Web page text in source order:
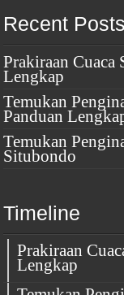
Recent Posts
Prakiraan
Lengkap
Temukan
Panduan
Temukan
Situbondo
Timeline
Prakiraan
Lengkap